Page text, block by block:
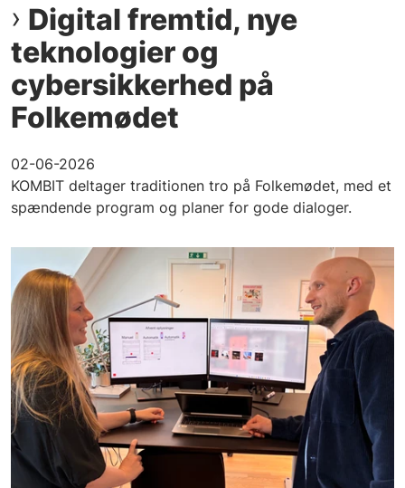
Digital fremtid, nye
teknologier og
cybersikkerhed på
Folkemødet
02-06-2026
KOMBIT deltager traditionen tro på Folkemødet, med et
spændende program og planer for gode dialoger.